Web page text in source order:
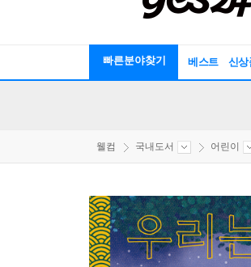
빠른분야찾기 베스트 신상
웰컴 국내도서 어린이